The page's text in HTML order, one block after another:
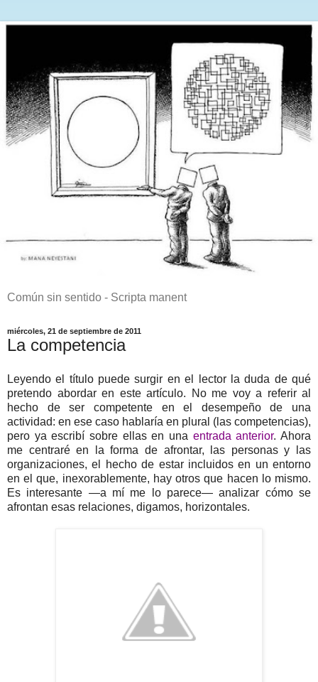
Común sin sentido - Scripta manent
miércoles, 21 de septiembre de 2011
La competencia
Leyendo el título puede surgir en el lector la duda de qué
pretendo abordar en este artículo. No me voy a referir al
hecho de ser competente en el desempeño de una
actividad: en ese caso hablaría en plural (las competencias),
pero ya escribí sobre ellas en una entrada anterior. Ahora
me centraré en la forma de afrontar, las personas y las
organizaciones, el hecho de estar incluidos en un entorno
en el que, inexorablemente, hay otros que hacen lo mismo.
Es interesante —a mí me lo parece— analizar cómo se
afrontan esas relaciones, digamos, horizontales.